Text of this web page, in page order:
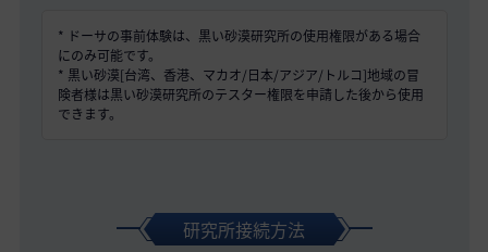
* ドーサの事前体験は、黒い砂漠研究所の使用権限がある場合
にのみ可能です。
* 黒い砂漠[台湾、香港、マカオ/日本/アジア/トルコ]地域の冒
険者様は黒い砂漠研究所のテスター権限を申請した後から使用
できます。
研究所接続方法